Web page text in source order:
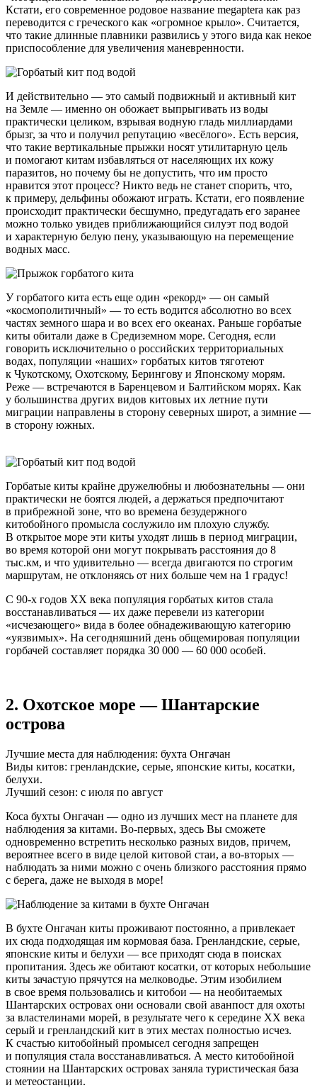
Кстати, его современное родовое название megaptera как раз
переводится с греческого как «огромное крыло». Считается,
что такие длинные плавники развились у этого вида как некое
приспособление для увеличения маневренности.
И действительно — это самый подвижный и активный кит
на Земле — именно он обожает выпрыгивать из воды
практически целиком, взрывая водную гладь миллиардами
брызг, за что и получил репутацию «весёлого». Есть версия,
что такие вертикальные прыжки носят утилитарную цель
и помогают китам избавляться от населяющих их кожу
паразитов, но почему бы не допустить, что им просто
нравится этот процесс? Никто ведь не станет спорить, что,
к примеру, дельфины обожают играть. Кстати, его появление
происходит практически бесшумно, предугадать его заранее
можно только увидев приближающийся силуэт под водой
и характерную белую пену, указывающую на перемещение
водных масс.
У горбатого кита есть еще один «рекорд» — он самый
«космополитичный» — то есть водится абсолютно во всех
частях земного шара и во всех его океанах. Раньше горбатые
киты обитали даже в Средиземном море. Сегодня, если
говорить исключительно о российских территориальных
водах, популяции «наших» горбатых китов тяготеют
к Чукотскому, Охотскому, Берингову и Японскому морям.
Реже — встречаются в Баренцевом и Балтийском морях. Как
у большинства других видов китовых их летние пути
миграции направлены в сторону северных широт, а зимние —
в сторону южных.
Горбатые киты крайне дружелюбны и любознательны — они
практически не боятся людей, а держаться предпочитают
в прибрежной зоне, что во времена безудержного
китобойного промысла сослужило им плохую службу.
В открытое море эти киты уходят лишь в период миграции,
во время которой они могут покрывать расстояния до 8
тыс.км, и что удивительно — всегда двигаются по строгим
маршрутам, не отклоняясь от них больше чем на 1 градус!
С 90-х годов XX века популяция горбатых китов стала
восстанавливаться — их даже перевели из категории
«исчезающего» вида в более обнадеживающую категорию
«уязвимых». На сегодняшний день общемировая популяции
горбачей составляет порядка 30 000 — 60 000 особей.
2. Охотское море — Шантарские
острова
Лучшие места для наблюдения: бухта Онгачан
Виды китов: гренландские, серые, японские киты, косатки,
белухи.
Лучший сезон: с июля по август
Коса бухты Онгачан — одно из лучших мест на планете для
наблюдения за китами. Во-первых, здесь Вы сможете
одновременно встретить несколько разных видов, причем,
вероятнее всего в виде целой китовой стаи, а во-вторых —
наблюдать за ними можно с очень близкого расстояния прямо
с берега, даже не выходя в море!
В бухте Онгачан киты проживают постоянно, а привлекает
их сюда подходящая им кормовая база. Гренландские, серые,
японские киты и белухи — все приходят сюда в поисках
пропитания. Здесь же обитают косатки, от которых небольшие
киты зачастую прячутся на мелководье. Этим изобилием
в свое время пользовались и китобои — на необитаемых
Шантарских островах они основали свой аванпост для охоты
за властелинами морей, в результате чего к середине XX века
серый и гренландский кит в этих местах полностью исчез.
К счастью китобойный промысел сегодня запрещен
и популяция стала восстанавливаться. А место китобойной
стоянии на Шантарских островах заняла туристическая база
и метеостанции.